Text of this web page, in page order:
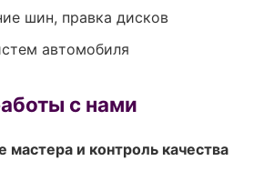
шин, правка дисков
автомобиля
с нами
и контроль качества